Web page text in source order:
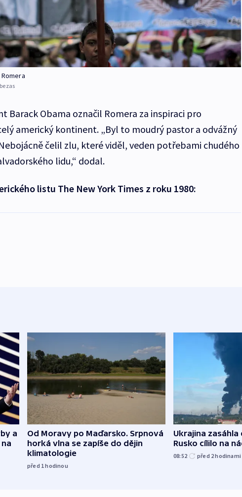
Barack Obama označil Romera za inspiraci pro
americký kontinent. „Byl to moudrý pastor a odvážný
čelil zlu, které viděl, veden potřebami chudého
lidu,“ dodal.
listu The New York Times z roku 1980:
a
Od Moravy po Maďarsko. Srpnová
horká vlna se zapíše do dějin
klimatologie
před 1hodinou
Ukrajina
Rusko cílilo na
08:52 před 2hodinami